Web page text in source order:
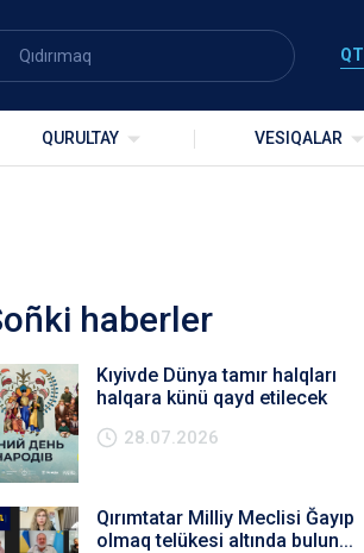
QT
QURULTAY VESIQALAR
haberler
Kıyivde Dünya tamır halqları
halqara künü qayd etilecek
28.07.2026
Qırımtatar Milliy Meclisi Ğayıp
olmaq telükesi altında bulun...